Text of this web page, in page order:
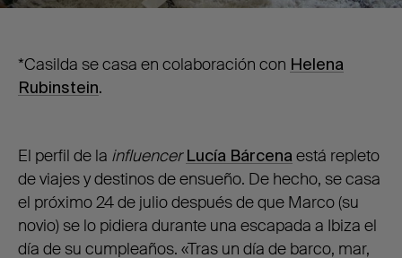
*Casilda se casa en colaboración con Helena
Rubinstein.
El perfil de la influencer Lucía Bárcena está repleto
de viajes y destinos de ensueño. De hecho, se casa
el próximo 24 de julio después de que Marco (su
novio) se lo pidiera durante una escapada a Ibiza el
día de su cumpleaños. «Tras un día de barco, mar,